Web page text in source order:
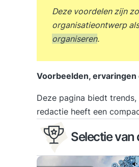
Deze voordelen zijn
organisatieontwerp
organiseren.
Voorbeelden, ervaringen
Deze pagina biedt
redactie heeft een
Selectie van